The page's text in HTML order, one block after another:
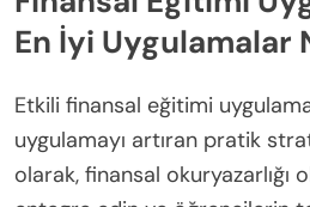
finansal stres seviyelerinde
sonuçlanmıştır. Diğer bir vaka
tamamladıktan sonra
artış bildirmişlerdir. Bu
güçlendirme ve stres giderme